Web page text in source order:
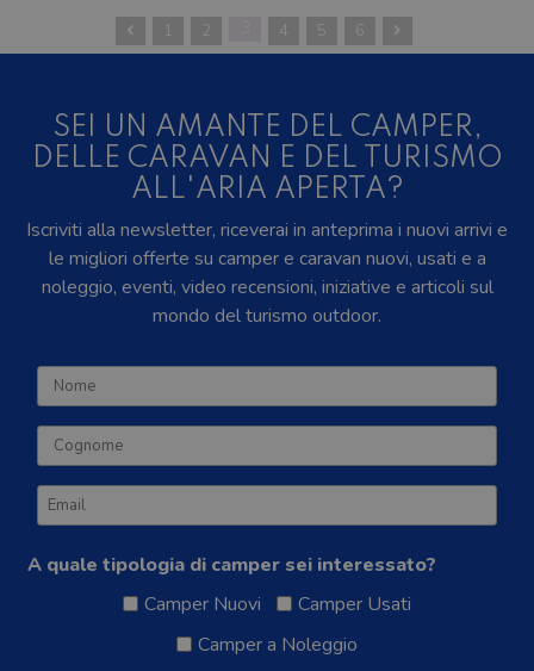
1 2 4 5 6
SEI UN AMANTE DEL CAMPER,
DELLE CARAVAN E DEL TURISMO
ALL'ARIA APERTA?
Iscriviti alla newsletter, riceverai in anteprima i nuovi arrivi e
le migliori offerte su camper e caravan nuovi, usati e a
noleggio, eventi, video recensioni, iniziative e articoli sul
mondo del turismo outdoor.
A quale tipologia di camper sei interessato?
Camper Nuovi
Camper Usati
Camper a Noleggio